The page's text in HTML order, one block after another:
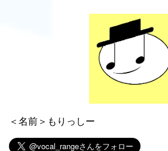
＜名前＞もりっしー